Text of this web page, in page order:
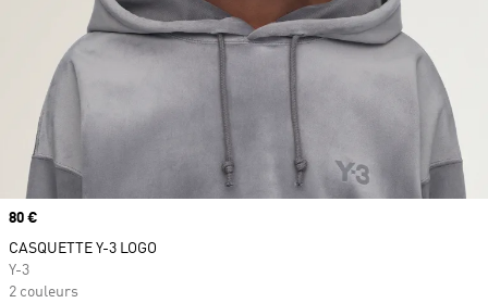
Prix
80 €
CASQUETTE Y-3 LOGO
Y-3
2 couleurs